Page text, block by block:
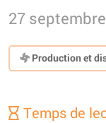
27
Production et
Temps de